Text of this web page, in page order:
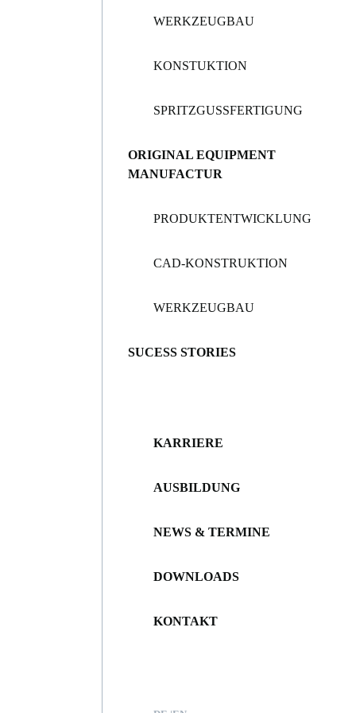
WERKZEUGBAU
KONSTUKTION
SPRITZGUSSFERTIGUNG
ORIGINAL EQUIPMENT
MANUFACTUR
PRODUKTENTWICKLUNG
CAD-KONSTRUKTION
WERKZEUGBAU
SUCESS STORIES
KARRIERE
AUSBILDUNG
NEWS & TERMINE
DOWNLOADS
KONTAKT